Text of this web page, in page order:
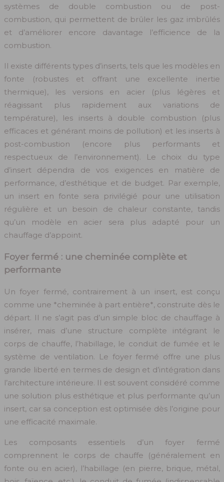
systèmes de double combustion ou de post-
combustion, qui permettent de brûler les gaz imbrûlés
et d’améliorer encore davantage l’efficience de la
combustion.
Il existe différents types d’inserts, tels que les modèles en
fonte (robustes et offrant une excellente inertie
thermique), les versions en acier (plus légères et
réagissant plus rapidement aux variations de
température), les inserts à double combustion (plus
efficaces et générant moins de pollution) et les inserts à
post-combustion (encore plus performants et
respectueux de l’environnement). Le choix du type
d’insert dépendra de vos exigences en matière de
performance, d’esthétique et de budget. Par exemple,
un insert en fonte sera privilégié pour une utilisation
régulière et un besoin de chaleur constante, tandis
qu’un modèle en acier sera plus adapté pour un
chauffage d’appoint.
Foyer fermé : une cheminée complète et
performante
Un foyer fermé, contrairement à un insert, est conçu
comme une *cheminée à part entière*, construite dès le
départ. Il ne s’agit pas d’un simple bloc de chauffage à
insérer, mais d’une structure complète intégrant le
corps de chauffe, l’habillage, le conduit de fumée et le
système de ventilation. Le foyer fermé offre une plus
grande liberté en termes de design et d’intégration dans
l’architecture intérieure. Il est souvent considéré comme
une solution plus esthétique et plus performante qu’un
insert, car sa conception est optimisée dès l’origine pour
une efficacité maximale.
Les composants essentiels d’un foyer fermé
comprennent le corps de chauffe (généralement en
fonte ou en acier), l’habillage (en pierre, brique, métal,